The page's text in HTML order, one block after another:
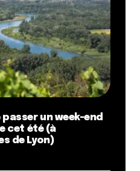
un week-end
cet été (à
de Lyon)